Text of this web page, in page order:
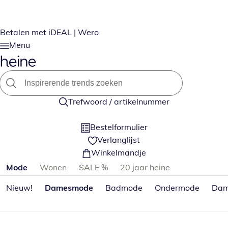
Betalen met iDEAL | Wero
Menu
Trefwoord / artikelnummer
Bestelformulier
Verlanglijst
Winkelmandje
Productcategorieën overslaan
Mode Wonen SALE %
20 jaar heine
Nieuw!
Damesmode Badmode Ondermode